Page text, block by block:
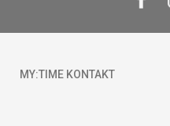
MY:TIME KONTAKT